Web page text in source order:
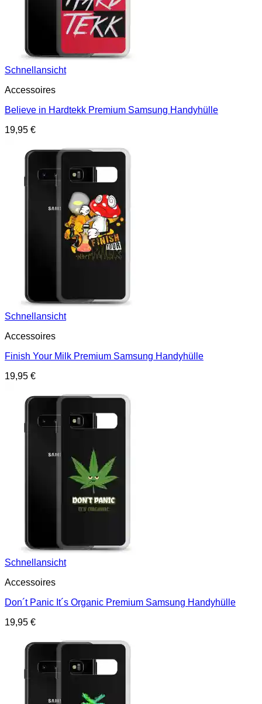
Schnellansicht
Accessoires
Believe in Hardtekk Premium Samsung Handyhülle
19,95 €
Schnellansicht
Accessoires
Finish Your Milk Premium Samsung Handyhülle
19,95 €
Schnellansicht
Accessoires
Don´t Panic It´s Organic Premium Samsung Handyhülle
19,95 €